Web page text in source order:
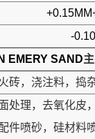
-
EMERY SAND
砖，浇注料，捣
处理，去氧化皮
件喷砂，硅材料